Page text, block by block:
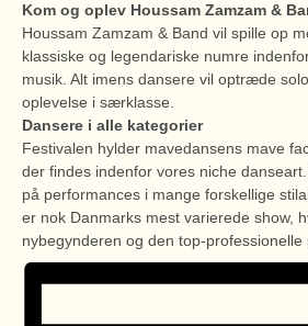
Kom og oplev Houssam Zamzam &
Houssam Zamzam & Band vil spille op
klassiske og legendariske numre
musik. Alt imens dansere vil optræde
oplevelse i særklasse.
Dansere i alle kategorier
Festivalen hylder mavedansens mave
der findes indenfor vores niche
på performances i mange forskellige
er nok Danmarks mest varierede show,
nybegynderen og den top-professionelle